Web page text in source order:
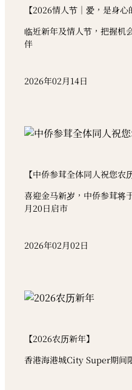
【2026情人节｜爱，是身心
临近新年及情人节，把握机
伴
2026年02月14日
【中侨参茸全体同人祝您农
喜迎金马新岁，中侨参茸将
月20日启市
2026年02月02日
【2026农历新年】
香港海港城City Super期间